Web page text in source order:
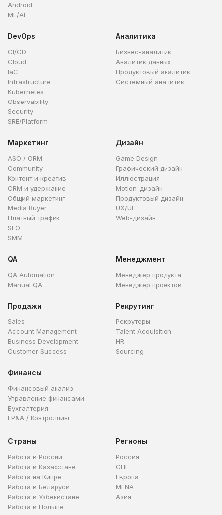
Android
ML/AI
DevOps
CI/CD
Cloud
IaC
Infrastructure
Kubernetes
Observability
Security
SRE/Platform
Аналитика
Бизнес-аналитик
Аналитик данных
Продуктовый аналитик
Системный аналитик
Маркетинг
ASO / ORM
Community
Контент и креатив
CRM и удержание
Общий маркетинг
Media Buyer
Платный трафик
SEO
SMM
Дизайн
Game Design
Графический дизайн
Иллюстрация
Motion-дизайн
Продуктовый дизайн
UX/UI
Web-дизайн
QA
QA Automation
Manual QA
Менеджмент
Менеджер продукта
Менеджер проектов
Продажи
Sales
Account Management
Business Development
Customer Success
Рекрутинг
Рекрутеры
Talent Acquisition
HR
Sourcing
Финансы
Финансовый анализ
Управление финансами
Бухгалтерия
FP&A / Контроллинг
Страны
Работа в России
Работа в Казахстане
Работа на Кипре
Работа в Беларуси
Работа в Узбекистане
Работа в Польше
Регионы
Россия
СНГ
Европа
MENA
Азия